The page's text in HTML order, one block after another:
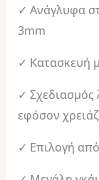
✓ Ανάγλυφα
3mm
✓ Κατασκευή
✓
εφόσον
✓ Επιλογή